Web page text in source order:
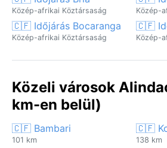
Közép-afrikai Köztársaság Közép-
🇨🇫 Időjárás Bocaranga
Közép-afrikai Köztársaság
🇨🇫
Közép-
Közeli városok
km-en belül)
🇨🇫 Bambari
101 km
🇨🇫
138 km